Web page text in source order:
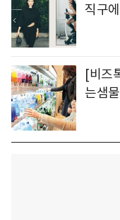
직구
[비즈
는샘